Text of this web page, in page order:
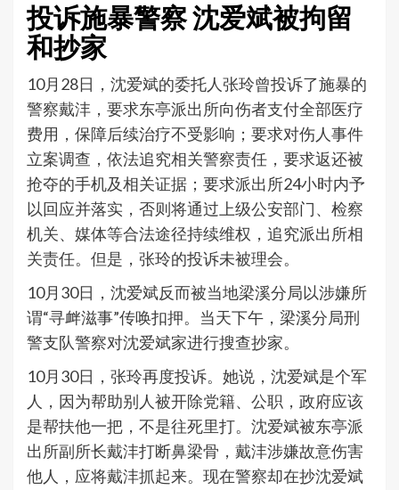
投诉施暴警察 沈爱斌被拘留
和抄家
10月28日，沈爱斌的委托人张玲曾投诉了施暴的
警察戴沣，要求东亭派出所向伤者支付全部医疗
费用，保障后续治疗不受影响；要求对伤人事件
立案调查，依法追究相关警察责任，要求返还被
抢夺的手机及相关证据；要求派出所24小时内予
以回应并落实，否则将通过上级公安部门、检察
机关、媒体等合法途径持续维权，追究派出所相
关责任。但是，张玲的投诉未被理会。
10月30日，沈爱斌反而被当地梁溪分局以涉嫌所
谓“寻衅滋事”传唤扣押。当天下午，梁溪分局刑
警支队警察对沈爱斌家进行搜查抄家。
10月30日，张玲再度投诉。她说，沈爱斌是个军
人，因为帮助别人被开除党籍、公职，政府应该
是帮扶他一把，不是往死里打。沈爱斌被东亭派
出所副所长戴沣打断鼻梁骨，戴沣涉嫌故意伤害
他人，应将戴沣抓起来。现在警察却在抄沈爱斌